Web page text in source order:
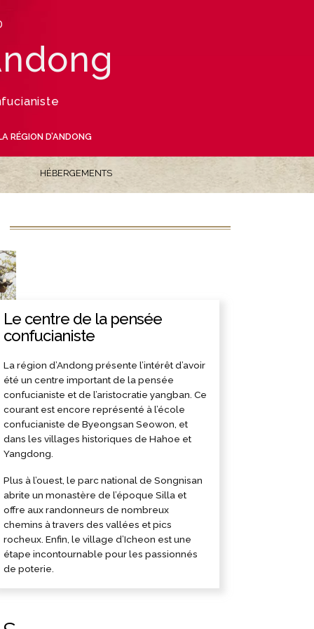
RÉGION D’ANDONG
HÉBERGEMENTS
Le centre de la pensée
confucianiste
La région d’Andong présente l’intérêt d’avoir
été un centre important de la pensée
confucianiste et de l’aristocratie yangban. Ce
courant est encore représenté à l’école
confucianiste de Byeongsan Seowon, et
dans les villages historiques de Hahoe et
Yangdong.
Plus à l’ouest, le parc national de Songnisan
abrite un monastère de l’époque Silla et
offre aux randonneurs de nombreux
chemins à travers des vallées et pics
rocheux. Enfin, le village d’Icheon est une
étape incontournable pour les passionnés
de poterie.